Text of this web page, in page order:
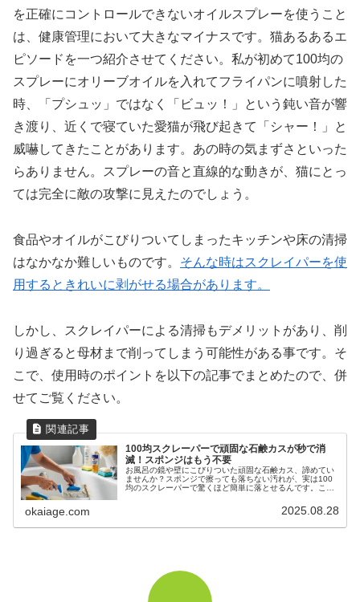
を正確にコントロールできないオイルスプレーを使うこと
は、健康管理において大きなマイナスです。猫あるあるエ
ピソードを一つ紹介させてください。私が初めて100均の
スプレーにオリーブオイルを入れてフライパンに噴射した
時、「プシュッ」ではなく「ビュッ！」という鈍い音が響
き渡り、近くで寝ていた愛猫が飛び起きて「シャー！」と
威嚇してきたことがあります。あの時の気まずさといった
らありません。スプレーの音と直線的な動きが、猫にとっ
ては完全に敵の攻撃に見えたのでしょう。
食品やオイルがこびりついてしまったキッチンや床の清掃
はなかなか難しいものです。 そんな時はスクレイパーを使
用するときれいに剥がせる場合があります。
しかし、スクレイパーによる清掃もデメリットがあり、削
り過ぎると母材まで削ってしまう可能性がある事です。そ
こで、使用時のポイントを以下の記事でまとめたので、併
せてご覧ください。
100均スクレーパーで頑固な石鹸カスが秒で消
滅！スポンジはもう不要
お風呂の鏡や壁にこびりついた頑固な石鹸カス、諦めてい
ませんか？スポンジで擦っても落ちない汚れが、実は100
均のスクレーパーで驚くほど簡単に落とせるんです。この
鹸カスだけをゴッソリ除去するコツを詳しく解説します。
okaiage.com 2025.08.28